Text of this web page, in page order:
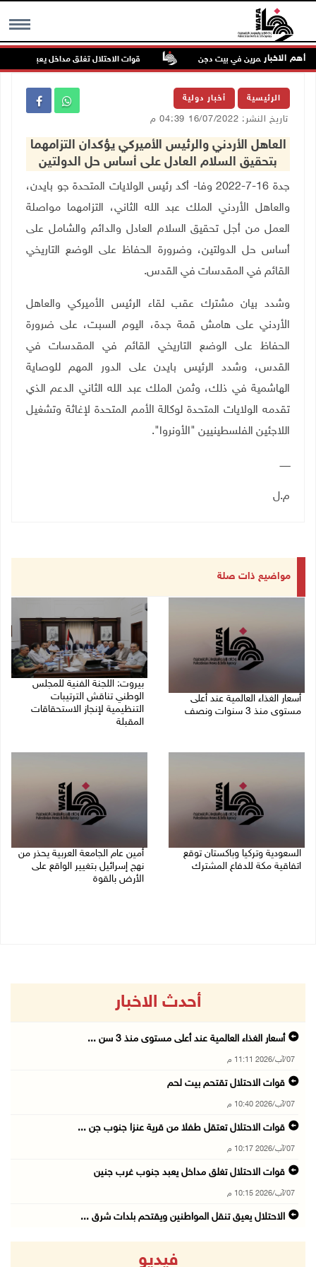
MENU أهم الاخبار
للمستعمرين في بيت دجن قوات الاحتلال تغلق مداخل يعبد جنوب غرب
الرئيسية أخبار دولية
تاريخ النشر: 16/07/2022 04:39 م
العاهل الأردني والرئيس الأميركي يؤكدان التزامهما
بتحقيق السلام العادل على أساس حل الدولتين
جدة 16-7-2022 وفا- أكد رئيس الولايات المتحدة جو بايدن،
والعاهل الأردني الملك عبد الله الثاني، التزامهما مواصلة
العمل من أجل تحقيق السلام العادل والدائم والشامل على
أساس حل الدولتين، وضرورة الحفاظ على الوضع التاريخي
القائم في المقدسات في القدس.
وشدد بيان مشترك عقب لقاء الرئيس الأميركي والعاهل
الأردني على هامش قمة جدة، اليوم السبت، على ضرورة
الحفاظ على الوضع التاريخي القائم في المقدسات في
القدس، وشدد الرئيس بايدن على الدور المهم للوصاية
الهاشمية في ذلك، وثمن الملك عبد الله الثاني الدعم الذي
تقدمه الولايات المتحدة لوكالة الأمم المتحدة لإغاثة وتشغيل
اللاجئين الفلسطينيين "الأونروا".
ـــــــ
م.ل
مواضيع ذات صلة
أسعار الغذاء العالمية عند أعلى
مستوى منذ 3 سنوات ونصف
بيروت: اللجنة الفنية للمجلس
الوطني تناقش الترتيبات
التنظيمية لإنجاز الاستحقاقات
المقبلة
السعودية وتركيا وباكستان توقع
اتفاقية مكة للدفاع المشترك
أمين عام الجامعة العربية يحذر من
نهج إسرائيل بتغيير الواقع على
الأرض بالقوة
أحدث الاخبار
أسعار الغذاء العالمية عند أعلى مستوى منذ 3 سن ...
07/آب/2026 11:11 م
قوات الاحتلال تقتحم بيت لحم
07/آب/2026 10:40 م
قوات الاحتلال تعتقل طفلا من قرية عنزا جنوب جن ...
07/آب/2026 10:17 م
قوات الاحتلال تغلق مداخل يعبد جنوب غرب جنين
07/آب/2026 10:15 م
الاحتلال يعيق تنقل المواطنين ويقتحم بلدات شرق ...
إصابة مواطنين في اعتداء للمستعمرين في بيت دجن
فيديو